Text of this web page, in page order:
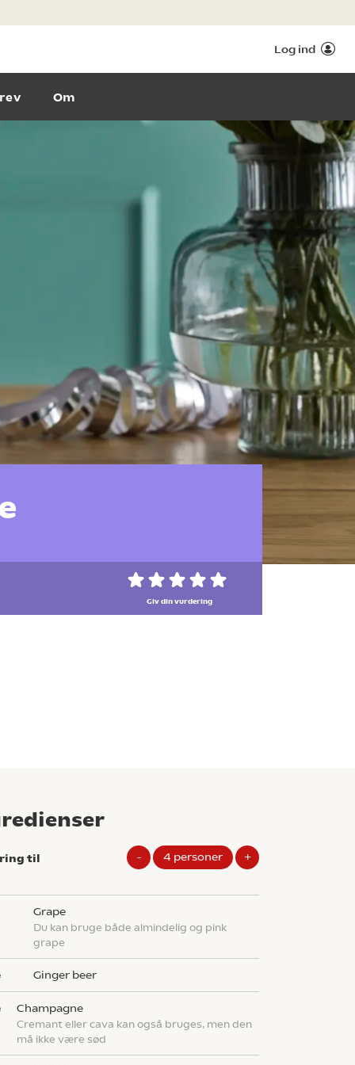
Log ind
Om
Giv din vurdering
til - 4 personer +
grape
Du kan bruge både almindelig og pink
grape
ginger beer
champagne
Cremant eller cava kan også bruges, men den
må ikke være sød